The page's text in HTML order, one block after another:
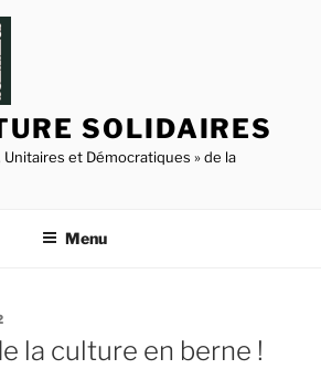
SOLIDAIRES
Unitaires et Démocratiques » de la
Menu
la culture en berne !